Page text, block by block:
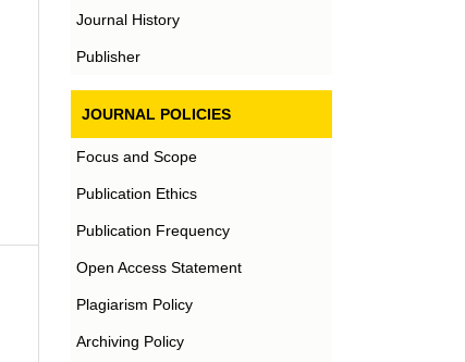
Journal History
Publisher
JOURNAL POLICIES
Focus and Scope
Publication Ethics
Publication Frequency
Open Access Statement
Plagiarism Policy
Archiving Policy